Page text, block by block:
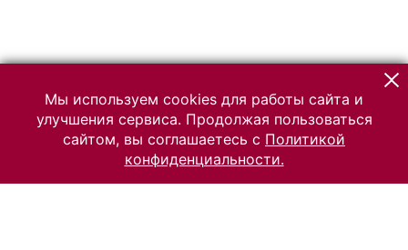
Мы используем cookies для работы сайта и
улучшения сервиса. Продолжая пользоваться
сайтом, вы соглашаетесь с Политикой
конфиденциальности.